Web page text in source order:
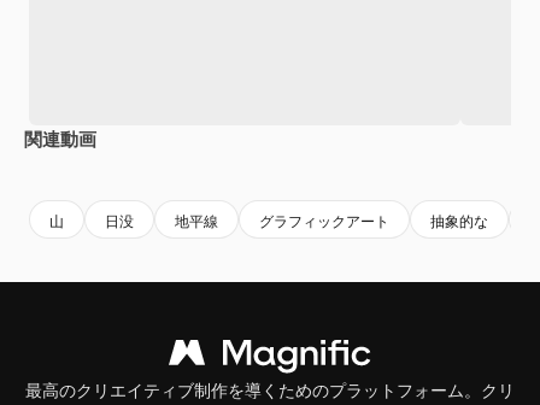
関連動画
山 日没 地平線 グラフィックアート 抽象的な
最高のクリエイティブ制作を導くためのプラットフォーム。クリ